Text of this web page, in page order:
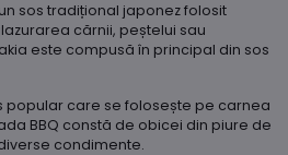
sos tradițional japonez folosit
cărnii, peștelui sau
este compusă în principal din sos
popular care se folosește pe carnea
BBQ constă de obicei din piure de
condimente.